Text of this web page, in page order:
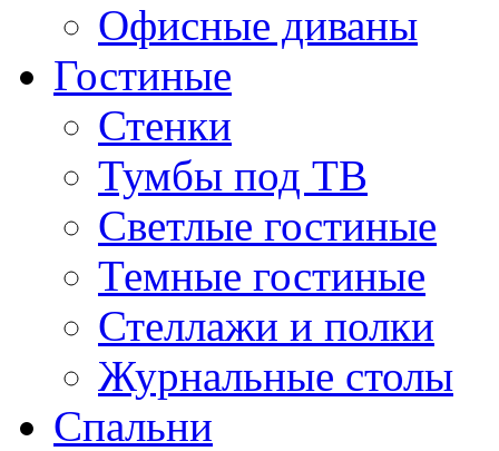
Офисные диваны
Гостиные
Стенки
Тумбы под ТВ
Светлые гостиные
Темные гостиные
Стеллажи и полки
Журнальные столы
Спальни